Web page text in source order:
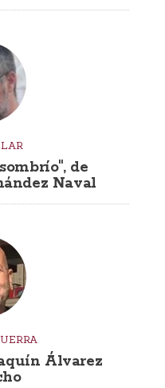
de
Naval
Álvarez